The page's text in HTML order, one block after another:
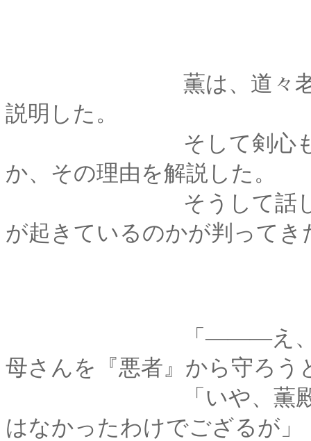
薫は、道々老人から
説明した。
そして剣心も、何故
か、その理由を解説した。
そうして話してい
が起きているのかが判ってき
「―――え、じゃあ剣
母さんを『悪者』から守ろう
「いや、薫殿の話か
はなかったわけでござるが」